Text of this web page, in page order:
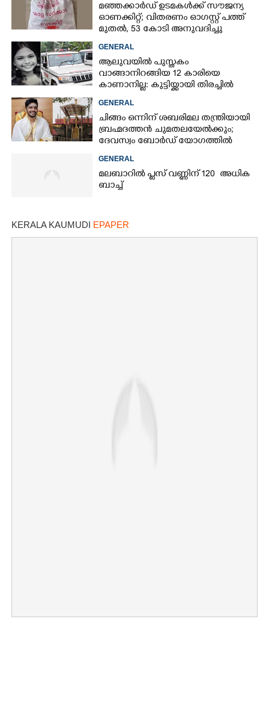
മഞ്ഞക്കാർഡ് ഉടമകൾക്ക് സൗജന്യ
ഓണക്കിറ്റ്; വിതരണം ഓഗസ്റ്റ് പത്ത്
മുതൽ, 53 കോടി അനുവദിച്ചു
GENERAL
ആലുവയിൽ പുസ്തകം
വാങ്ങാനിറങ്ങിയ 12 കാരിയെ
കാണാനില്ല: കുട്ടിയ്ക്കായി തിരച്ചിൽ
GENERAL
ചിങ്ങം ഒന്നിന് ശബരിമല തന്ത്രിയായി
ബ്രഹ്മദത്തൻ ചുമതലയേൽക്കും;
ദേവസ്വം ബോർഡ് യോഗത്തിൽ
തീരുമാനം
GENERAL
മലബാറിൽ പ്ലസ് വണ്ണിന് 120 അധിക
ബാച്ച്
KERALA KAUMUDI EPAPER